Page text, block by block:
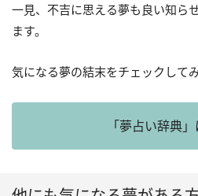
一見、不吉に思える夢も良い知ら
ます。
気になる夢の結末をチェックしてみ
「夢占い辞典